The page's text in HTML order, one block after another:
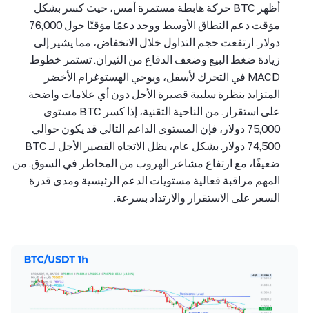
أظهر BTC حركة هابطة مستمرة أمس، حيث كسر بشكل
مؤقت دعم النطاق الأوسط ووجد دعمًا مؤقتًا حول 76,000
دولار. ارتفعت حجم التداول خلال الانخفاض، مما يشير إلى
زيادة ضغط البيع وضعف الدفاع من الثيران. تستمر خطوط
MACD في التحرك لأسفل، ويوحي الهستوغرام الأخضر
المتزايد بنظرة سلبية قصيرة الأجل دون أي علامات واضحة
على استقرار. من الناحية التقنية، إذا كسر BTC مستوى
75,000 دولار، فإن المستوى الداعم التالي قد يكون حوالي
74,500 دولار. بشكل عام، يظل الاتجاه القصير الأجل لـ BTC
ضعيفًا، مع ارتفاع مشاعر الهروب من المخاطر في السوق. من
المهم مراقبة فعالية مستويات الدعم الرئيسية ومدى قدرة
السعر على الاستقرار والارتداد بسرعة.